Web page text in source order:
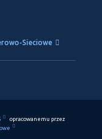
Sieciowe
opracowanemu przez